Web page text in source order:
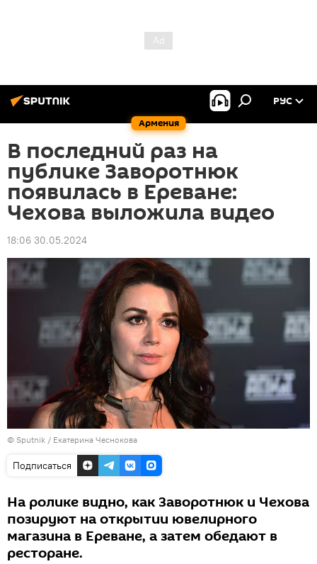
Армения
РУС
В последний раз на
публике Заворотнюк
появилась в Ереване:
Чехова выложила видео
18:06 30.05.2024
© Sputnik / Екатерина Чеснокова
Подписаться
На ролике видно, как Заворотнюк и Чехова
позируют на открытии ювелирного
магазина в Ереване, а затем обедают в
ресторане.